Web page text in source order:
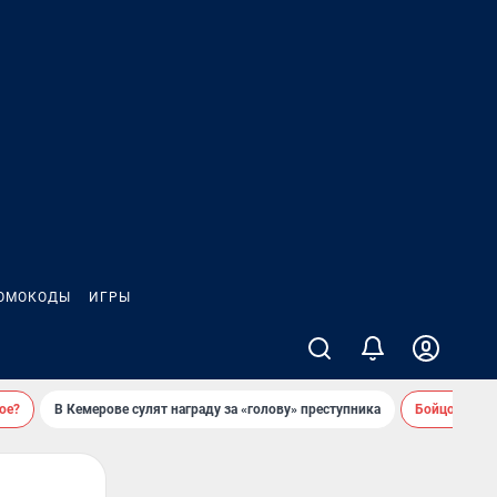
ИГРЫ
В Кемерове сулят награду за «голову» преступника Бойцовский